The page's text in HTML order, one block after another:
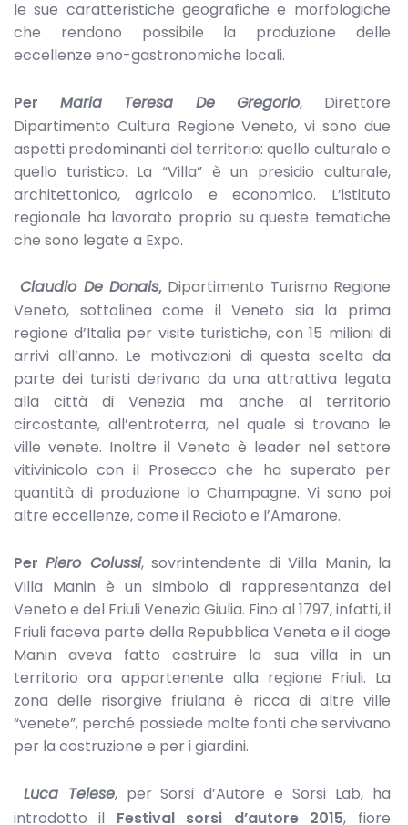
le sue caratteristiche geografiche e morfologiche
che rendono possibile la produzione delle
eccellenze eno-gastronomiche locali.
Per Maria Teresa De Gregorio, Direttore
Dipartimento Cultura Regione Veneto, vi sono due
aspetti predominanti del territorio: quello culturale e
quello turistico. La “Villa” è un presidio culturale,
architettonico, agricolo e economico. L’istituto
regionale ha lavorato proprio su queste tematiche
che sono legate a Expo.
Claudio De Donais,Dipartimento Turismo Regione
Veneto, sottolinea come il Veneto sia la prima
regione d’Italia per visite turistiche, con 15 milioni di
arrivi all’anno. Le motivazioni di questa scelta da
parte dei turisti derivano da una attrattiva legata
alla città di Venezia ma anche al territorio
circostante, all’entroterra, nel quale si trovano le
ville venete. Inoltre il Veneto è leader nel settore
vitivinicolo con il Prosecco che ha superato per
quantità di produzione lo Champagne. Vi sono poi
altre eccellenze, come il Recioto e l’Amarone.
PerPiero Colussi, sovrintendente di Villa Manin, la
Villa Manin è un simbolo di rappresentanza del
Veneto e del Friuli Venezia Giulia. Fino al 1797, infatti, il
Friuli faceva parte della Repubblica Veneta e il doge
Manin aveva fatto costruire la sua villa in un
territorio ora appartenente alla regione Friuli. La
zona delle risorgive friulana è ricca di altre ville
“venete”, perché possiede molte fonti che servivano
per la costruzione e per i giardini.
Luca Telese, per Sorsi d’Autore e Sorsi Lab, ha
introdotto il Festival sorsi d’autore 2015, fiore